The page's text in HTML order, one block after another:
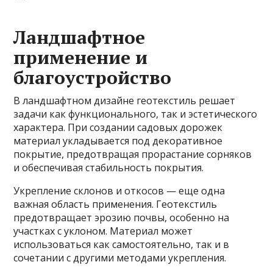
Ландшафтное
применение и
благоустройство
В ландшафтном дизайне геотекстиль решает
задачи как функционального, так и эстетического
характера. При создании садовых дорожек
материал укладывается под декоративное
покрытие, предотвращая прорастание сорняков
и обеспечивая стабильность покрытия.
Укрепление склонов и откосов — еще одна
важная область применения. Геотекстиль
предотвращает эрозию почвы, особенно на
участках с уклоном. Материал может
использоваться как самостоятельно, так и в
сочетании с другими методами укрепления.